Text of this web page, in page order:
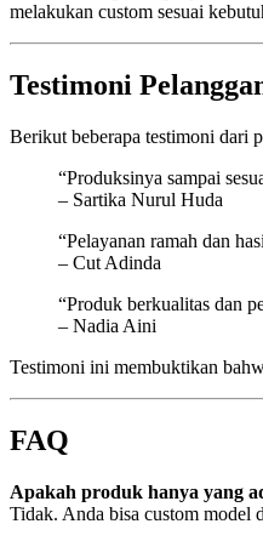
melakukan custom sesuai
Testimoni
Berikut beberapa testimoni dari
“Produksinya sampai
– Sartika Nurul Huda
“Pelayanan ramah dan
– Cut Adinda
“Produk berkualitas dan
– Nadia Aini
Testimoni ini membuktikan
FAQ
Apakah produk hanya yang
Tidak. Anda bisa custom model